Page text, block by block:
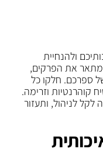
ולהנחיית
את הפרקים,
ספרכם. חלקו כל
קוהרנטיות וזרימה.
לניהול, ותעזור